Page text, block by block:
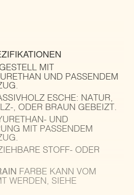
MIT
UND PASSENDEM
ESCHE: NATUR,
, ODER BRAUN GEBEIZT.
UND
MIT PASSENDEM
STOFF- ODER
FARBE KANN VOM
WERDEN, SIEHE